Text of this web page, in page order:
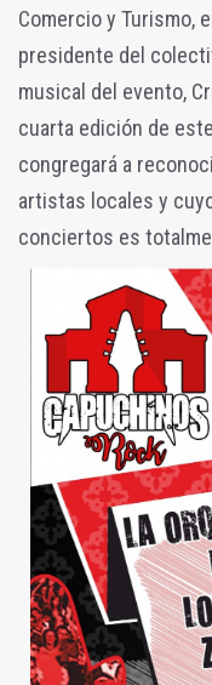
Comercio y Turismo,
presidente del
musical del evento,
cuarta edición de
congregará a
artistas locales y
conciertos es